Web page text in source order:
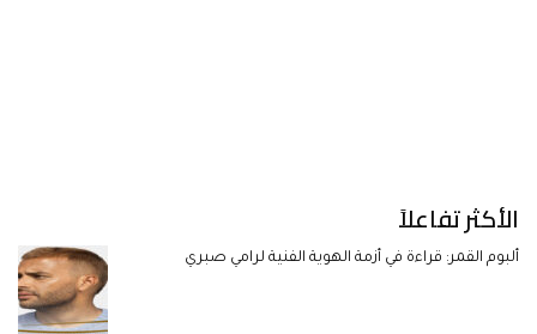
الأكثر تفاعلاً
ألبوم القمر: قراءة في أزمة الهوية الفنية لرامي صبري